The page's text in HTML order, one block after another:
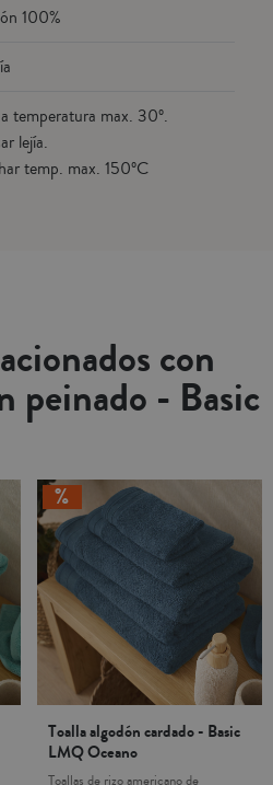
100%
temperatura max. 30º.
lejía.
temp. max. 150ºC
con
peinado - Basic
Toalla algodón cardado - Basic
LMQ Oceano
Toallas de rizo americano de